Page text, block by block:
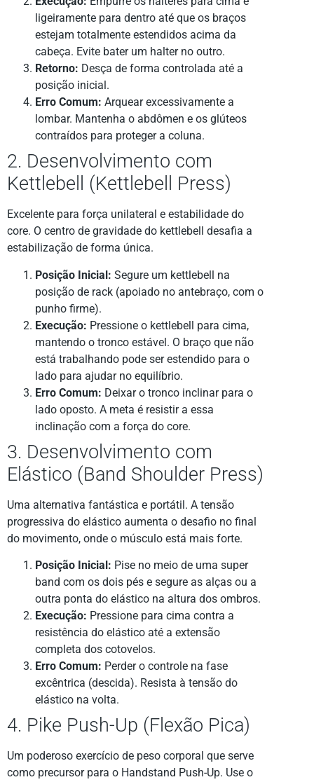
ligeiramente para dentro até que os braços
estejam totalmente estendidos acima da
cabeça. Evite bater um halter no outro.
Retorno: Desça de forma controlada até a
posição inicial.
Erro Comum: Arquear excessivamente a
lombar. Mantenha o abdômen e os glúteos
contraídos para proteger a coluna.
2. Desenvolvimento com
Kettlebell (Kettlebell Press)
Excelente para força unilateral e estabilidade do
core. O centro de gravidade do kettlebell desafia a
estabilização de forma única.
Posição Inicial: Segure um kettlebell na
posição de rack (apoiado no antebraço, com o
punho firme).
Execução: Pressione o kettlebell para cima,
mantendo o tronco estável. O braço que não
está trabalhando pode ser estendido para o
lado para ajudar no equilíbrio.
Erro Comum: Deixar o tronco inclinar para o
lado oposto. A meta é resistir a essa
inclinação com a força do core.
3. Desenvolvimento com
Elástico (Band Shoulder Press)
Uma alternativa fantástica e portátil. A tensão
progressiva do elástico aumenta o desafio no final
do movimento, onde o músculo está mais forte.
Posição Inicial: Pise no meio de uma super
band com os dois pés e segure as alças ou a
outra ponta do elástico na altura dos ombros.
Execução: Pressione para cima contra a
resistência do elástico até a extensão
completa dos cotovelos.
Erro Comum: Perder o controle na fase
excêntrica (descida). Resista à tensão do
elástico na volta.
4. Pike Push-Up (Flexão Pica)
Um poderoso exercício de peso corporal que serve
como precursor para o Handstand Push-Up. Use o